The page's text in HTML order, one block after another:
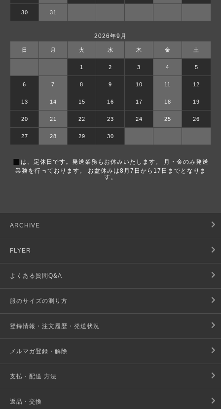
30 31
2026年9月
日 月 火 水 木 金 土
1 2 3 4 5
6 7 8 9 10 11 12
13 14 15 16 17 18 19
20 21 22 23 24 25 26
27 28 29 30
■ は、定休日です。発送業務もお休みいたします。 月・金のみ発送
業務を行っております。 お盆休みは8月7日から17日までとなりま
す。
ARCHIVE
FLYER
よくある質問Q&A
服のサイズの測り方
登録情報・注文履歴・発送状況
メルマガ登録・解除
支払・配送 方法
返品・交換